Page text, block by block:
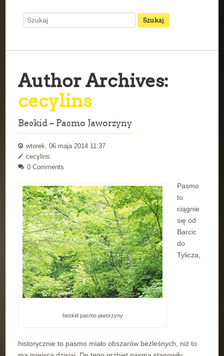
Author Archives:
cecylins
Beskid – Pasmo Jaworzyny
wtorek, 06 maja 2014 11:37
cecylins
0 Comments
beskid pasmo jaworzyny
Pasmo
to
ciągnie
się od
Barcic
do
Tylicza,
historycznie to pasmo miało obszarów bezleśnych, niż to